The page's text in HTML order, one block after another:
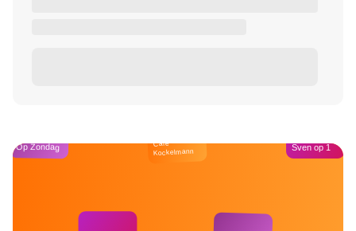
Op Zondag Café
Kockelmann Sven op 1